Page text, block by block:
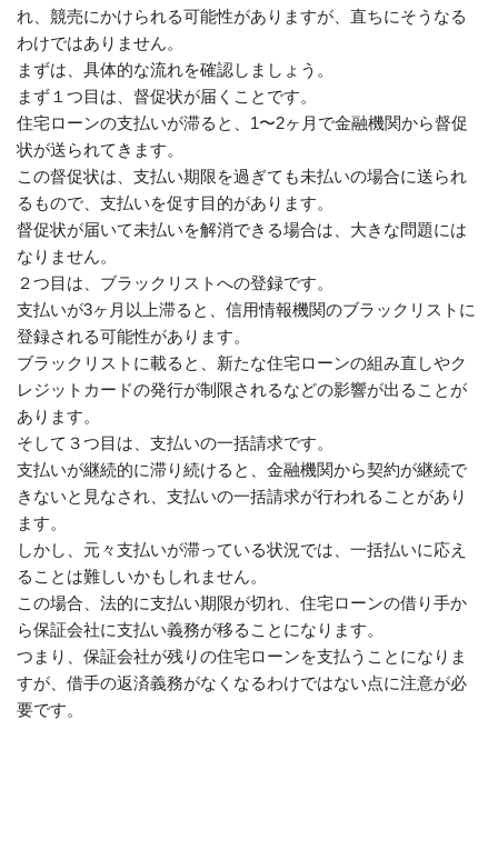
れ、競売にかけられる可能性がありますが、直ちにそうなる
わけではありません。
まずは、具体的な流れを確認しましょう。
まず１つ目は、督促状が届くことです。
住宅ローンの支払いが滞ると、1〜2ヶ月で金融機関から督促
状が送られてきます。
この督促状は、支払い期限を過ぎても未払いの場合に送られ
るもので、支払いを促す目的があります。
督促状が届いて未払いを解消できる場合は、大きな問題には
なりません。
２つ目は、ブラックリストへの登録です。
支払いが3ヶ月以上滞ると、信用情報機関のブラックリストに
登録される可能性があります。
ブラックリストに載ると、新たな住宅ローンの組み直しやク
レジットカードの発行が制限されるなどの影響が出ることが
あります。
そして３つ目は、支払いの一括請求です。
支払いが継続的に滞り続けると、金融機関から契約が継続で
きないと見なされ、支払いの一括請求が行われることがあり
ます。
しかし、元々支払いが滞っている状況では、一括払いに応え
ることは難しいかもしれません。
この場合、法的に支払い期限が切れ、住宅ローンの借り手か
ら保証会社に支払い義務が移ることになります。
つまり、保証会社が残りの住宅ローンを支払うことになりま
すが、借手の返済義務がなくなるわけではない点に注意が必
要です。